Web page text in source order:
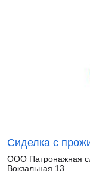
Сиделка с
ООО Патронажная
Вокзальная 13